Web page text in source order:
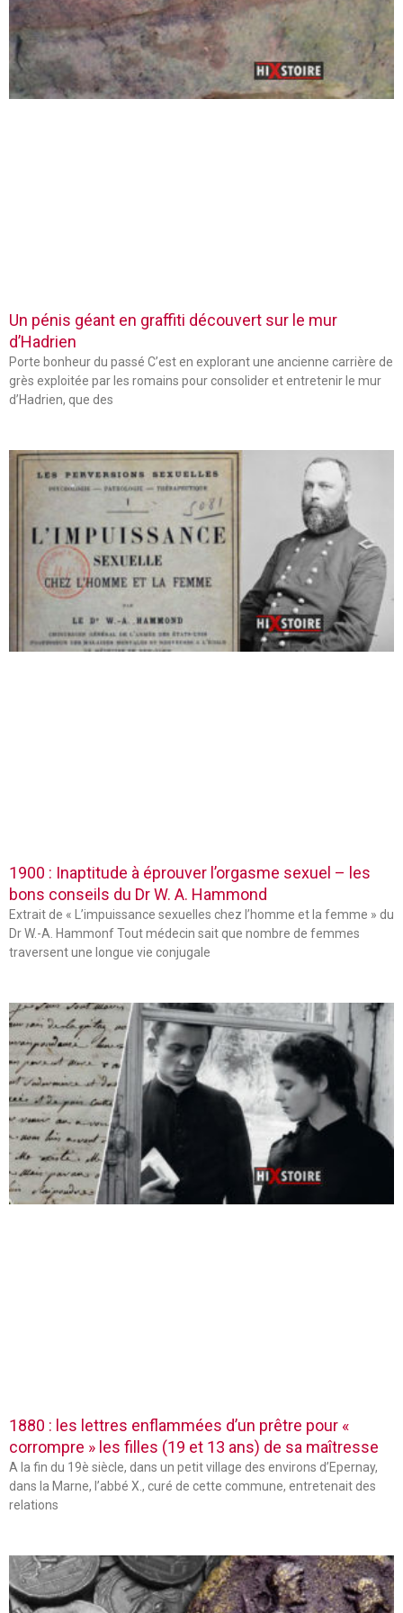
Un pénis géant en graffiti découvert sur le mur
d’Hadrien
Porte bonheur du passé C’est en explorant une ancienne carrière de
grès exploitée par les romains pour consolider et entretenir le mur
d’Hadrien, que des
1900 : Inaptitude à éprouver l’orgasme sexuel – les
bons conseils du Dr W. A. Hammond
Extrait de « L’impuissance sexuelles chez l’homme et la femme » du
Dr W.-A. Hammonf Tout médecin sait que nombre de femmes
traversent une longue vie conjugale
1880 : les lettres enflammées d’un prêtre pour «
corrompre » les filles (19 et 13 ans) de sa maîtresse
A la fin du 19è siècle, dans un petit village des environs d’Epernay,
dans la Marne, l’abbé X., curé de cette commune, entretenait des
relations